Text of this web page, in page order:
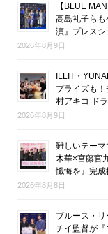
【BLUE
高島礼子ら
演』プレスシ
2026年8月9日
ILLIT・
プライズも
村アキコ ド
2026年8月9日
難しいテー
木華×宮藤官
懺悔を』完
2026年8月8日
ブルース・
チイ監督が